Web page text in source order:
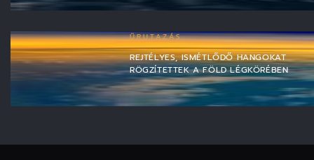
ŰRUTAZÁS
REJTÉLYES, ISMÉTLŐDŐ HANGOKAT
RÖGZÍTETTEK A FÖLD LÉGKÖRÉBEN